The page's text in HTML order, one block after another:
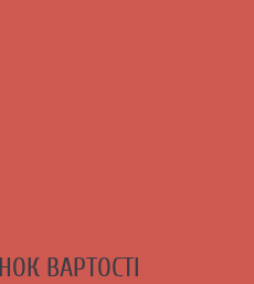
ВАРТОСТІ